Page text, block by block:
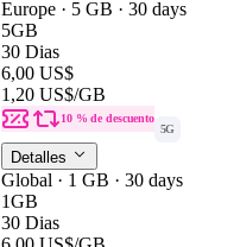
Europe · 5 GB · 30 days
5GB
30 Dias
6,00 US$
1,20 US$/GB
10 % de descuento
5G
Detalles
Global · 1 GB · 30 days
1GB
30 Dias